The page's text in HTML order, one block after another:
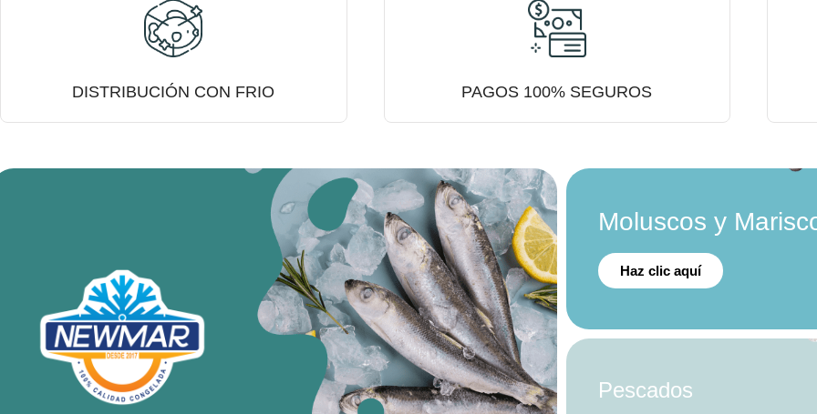
DISTRIBUCIÓN CON FRIO PAGOS 100% SEGUROS
Moluscos y
Haz clic aquí
Pescados